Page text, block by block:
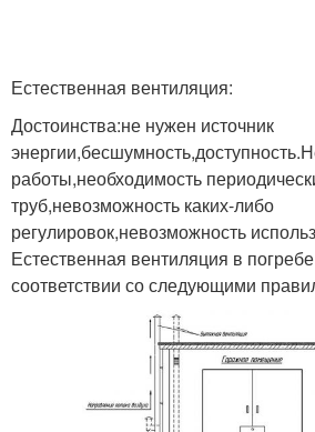
Естественная вентиляция:
Достоинства:не нужен источник
работы,необходимость
труб,невозможность каких-либо
регулировок,невозможность
Естественная вентиляция в
соответствии со следующими